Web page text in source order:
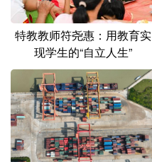
山东 河南
广东 广西
四川 贵州
陕西 甘肃
新疆 内蒙古
特教教师符尧惠：用教育实
现学生的“自立人生”